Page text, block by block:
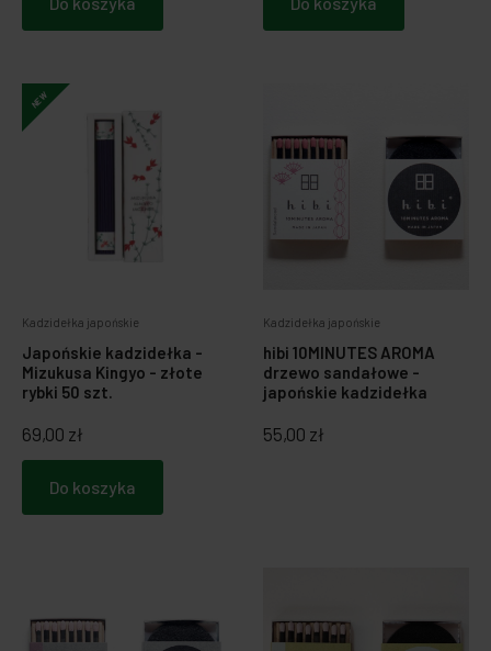
Kadzidełka japońskie
Japońskie kadzidełka -
Mizukusa Kingyo - złote
rybki 50 szt.
69,00 zł
Do koszyka
NEW
Kadzidełka japońskie
hibi 10MINUTES AROMA
drzewo sandałowe -
japońskie kadzidełka
55,00 zł